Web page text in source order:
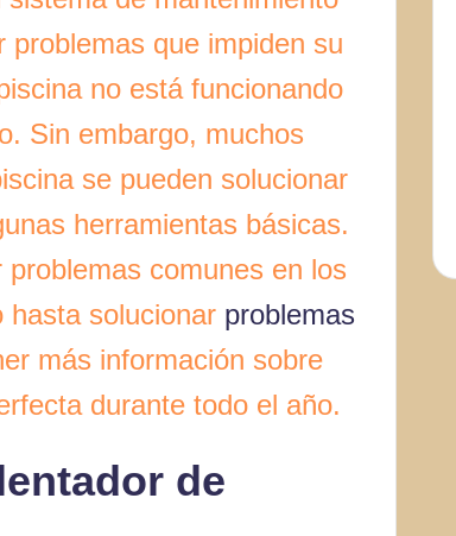
que impiden su
no está funcionando
Sin embargo, muchos
se pueden solucionar
herramientas básicas.
comunes en los
hasta solucionar problemas
más información sobre
durante todo el año.
de